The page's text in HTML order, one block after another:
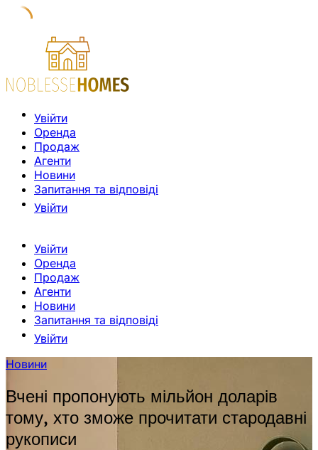
Увійти
Оренда
Продаж
Агенти
Новини
Запитання та відповіді
Увійти
Увійти
Оренда
Продаж
Агенти
Новини
Запитання та відповіді
Увійти
Новини
Вчені пропонують мільйон доларів
тому, хто зможе прочитати стародавні
рукописи